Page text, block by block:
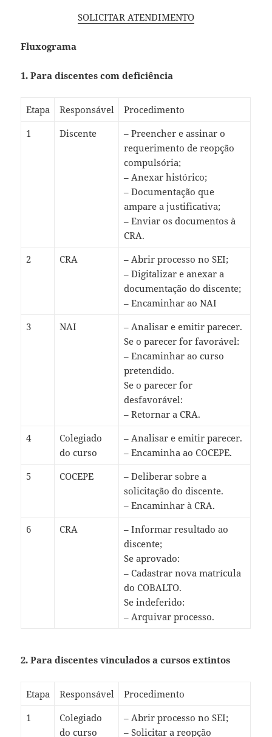
SOLICITAR ATENDIMENTO
Fluxograma
1. Para discentes com deficiência
Etapa Responsável
Procedimento
1
Discente
– Preencher e assinar o
requerimento de reopção
compulsória;
– Anexar histórico;
– Documentação que
ampare a justificativa;
– Enviar os documentos à
CRA.
2
CRA
– Abrir processo no SEI;
– Digitalizar e anexar a
documentação do discente;
– Encaminhar ao NAI
3
NAI
– Analisar e emitir parecer.
Se o parecer for favorável:
– Encaminhar ao curso
pretendido.
Se o parecer for
desfavorável:
– Retornar a CRA.
4
Colegiado
do curso
– Analisar e emitir parecer.
– Encaminha ao COCEPE.
5
COCEPE
– Deliberar sobre a
solicitação do discente.
– Encaminhar à CRA.
6
CRA
– Informar resultado ao
discente;
Se aprovado:
– Cadastrar nova matrícula
do COBALTO.
Se indeferido:
– Arquivar processo.
2.Para discentes vinculados a cursos extintos
Etapa Responsável
Procedimento
1
Colegiado
do curso
– Abrir processo no SEI;
– Solicitar a reopção